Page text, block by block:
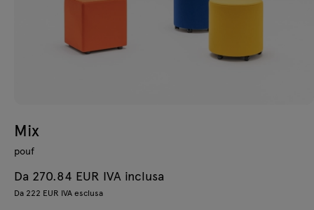
Mix
pouf
Da 270.84 EUR IVA inclusa
Da 222 EUR IVA esclusa